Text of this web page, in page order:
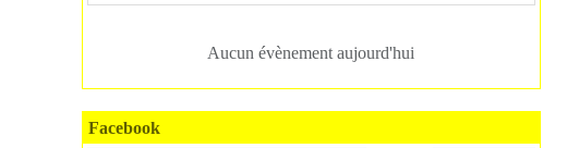
Aucun évènement aujourd'hui
Facebook